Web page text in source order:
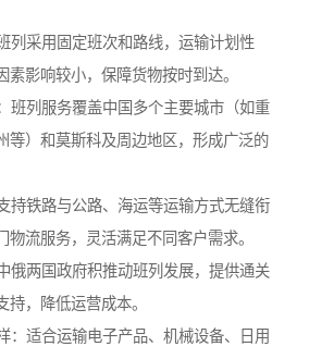
列采用固定班次和路线，运输计划性
素影响较小，保障货物按时到达。
班列服务覆盖中国多个主要城市（如重
等）和莫斯科及周边地区，形成广泛的
持铁路与公路、海运等运输方式无缝衔
物流服务，灵活满足不同客户需求。
俄两国政府积推动班列发展，提供通关
持，降低运营成本。
：适合运输电子产品、机械设备、日用